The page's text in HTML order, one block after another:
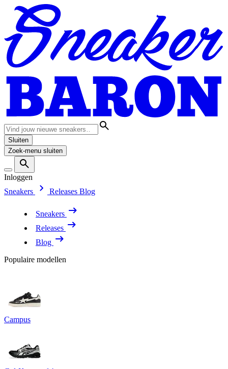
Sluiten
Zoek-menu sluiten
Inloggen
Sneakers
Releases Blog
Sneakers
Releases
Blog
Populaire modellen
Campus